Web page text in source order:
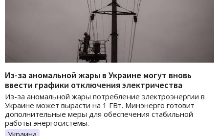
Из-за аномальной жары в Украине могут вновь
ввести графики отключения электричества
Из-за аномальной жары потребление электроэнергии в
Украине может вырасти на 1 ГВт. Минэнерго готовит
дополнительные меры для обеспечения стабильной
работы энергосистемы.
Украина